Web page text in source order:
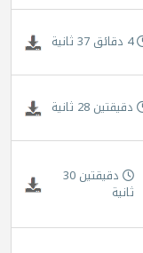
4 دقائق 37 ثانية
دقيقتين 28 ثانية
دقيقتين 30
ثانية